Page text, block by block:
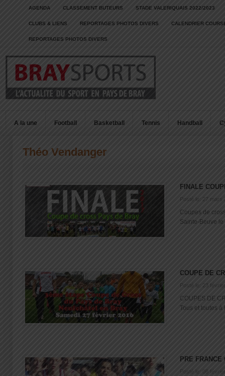
AGENDA CLASSEMENT BUTEURS STADE VALERIQUAIS 2022/2023
CLUBS & LIENS REPORTAGES PHOTOS DIVERS CALENDRIER
REPORTAGES PHOTOS DIVERS
A la une Football Basketball Tennis Handball
Théo Vendanger
FINALE
Posté le: 27 mars
Coupes de
Sainte-Beuve le
COUPE DE
Posté le: 23
COUPES DE
Tous et toutes à
PRE FRANCE
Posté le: 08